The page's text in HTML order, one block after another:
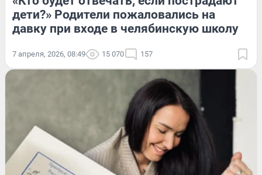
дети?» Родители пожаловались на
давку при входе в челябинскую школу
7 апреля, 2026, 08:49 15 070 157